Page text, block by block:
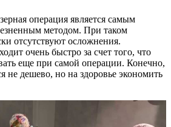
операция является самым
методом. При таком
отсутствуют осложнения.
очень быстро за счет того, что
еще при самой операции. Конечно,
не дешево, но на здоровье экономить